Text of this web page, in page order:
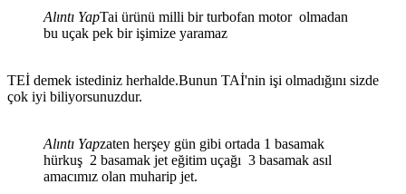
Alıntı YapTai ürünü milli bir turbofan motor olmadan
bu uçak pek bir işimize yaramaz
TEİ demek istediniz herhalde.Bunun TAİ'nin işi olmadığını sizde
çok iyi biliyorsunuzdur.
Alıntı Yapzaten herşey gün gibi ortada 1 basamak
hürkuş 2 basamak jet eğitim uçağı 3 basamak asıl
amacımız olan muharip jet.